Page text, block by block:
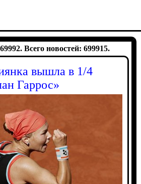
Всего новостей: 699915.
вышла в 1/4
Гаррос»